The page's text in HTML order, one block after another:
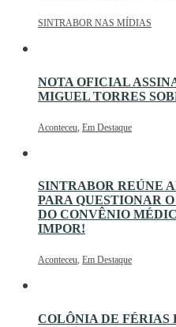
SINTRABOR NAS MÍDIAS
NOTA OFICIAL
MIGUEL TORRES
Aconteceu, Em Destaque
SINTRABOR REÚNE
PARA QUESTIONAR
DO CONVÊNIO
IMPOR!
Aconteceu, Em Destaque
COLÔNIA DE FÉRIAS